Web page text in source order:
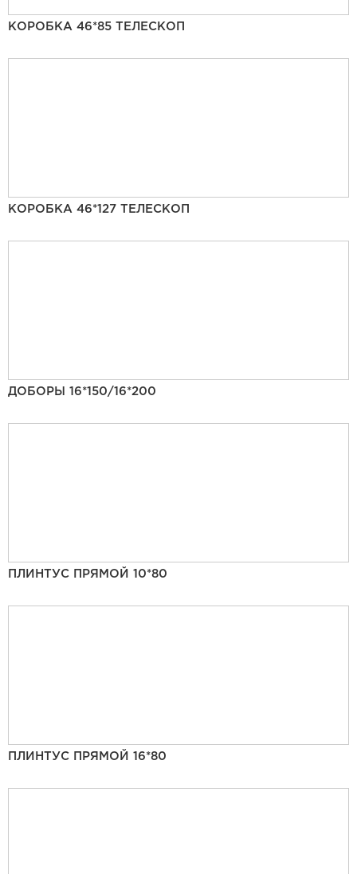
КОРОБКА 46*85 ТЕЛЕСКОП
КОРОБКА 46*127 ТЕЛЕСКОП
ДОБОРЫ 16*150/16*200
ПЛИНТУС ПРЯМОЙ 10*80
ПЛИНТУС ПРЯМОЙ 16*80